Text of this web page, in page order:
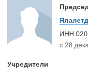
ИНН
с 28
Учредители